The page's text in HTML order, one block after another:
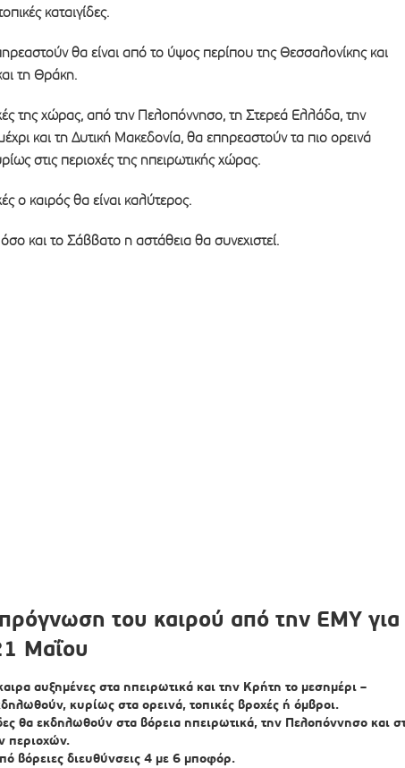
καταιγίδες.
θα είναι από το ύψος περίπου της Θεσσαλονίκης και
τη Θράκη.
της χώρας, από την Πελοπόννησο, τη Στερεά Ελλάδα, την
και τη Δυτική Μακεδονία, θα επηρεαστούν τα πιο ορεινά
στις περιοχές της ηπειρωτικής χώρας.
ο καιρός θα είναι καλύτερος.
και το Σάββατο η αστάθεια θα συνεχιστεί.
του καιρού από την ΕΜΥ για
Μαΐου
αυξημένες στα ηπειρωτικά και την Κρήτη το μεσημέρι –
κυρίως στα ορεινά, τοπικές βροχές ή όμβροι.
θα εκδηλωθούν στα βόρεια ηπειρωτικά, την Πελοπόννησο και
περιοχών.
βόρειες διευθύνσεις 4 με 6 μποφόρ.